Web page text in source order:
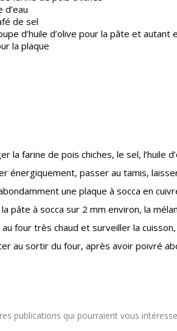
d’eau
de sel
d’huile d’olive pour la pâte et autant
la plaque
la farine de pois chiches, le sel, l’huile
énergiquement, passer au tamis,
une plaque à socca en
pâte à socca sur 2 mm environ, la
four très chaud et surveiller la
au sortir du four, après avoir poivré
publications qui pourraient vous